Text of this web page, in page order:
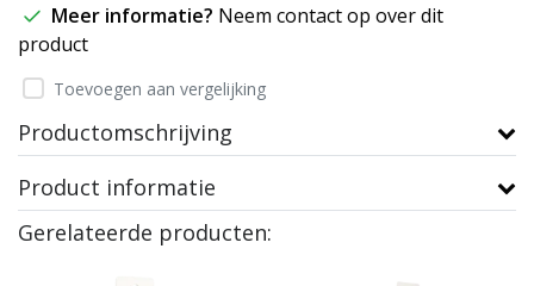
Meer informatie? Neem contact op over dit
product
Toevoegen aan vergelijking
Productomschrijving
Product informatie
Gerelateerde producten: